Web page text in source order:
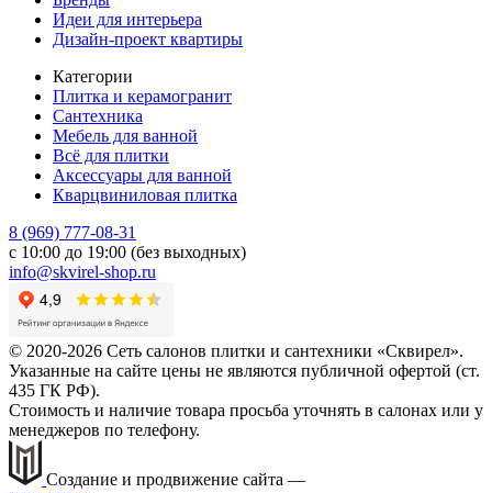
Идеи для интерьера
Дизайн-проект квартиры
Категории
Плитка и керамогранит
Сантехника
Мебель для ванной
Всё для плитки
Аксессуары для ванной
Кварцвиниловая плитка
8 (969) 777-08-31
с 10:00 до 19:00 (без выходных)
info@skvirel-shop.ru
© 2020-2026 Сеть салонов плитки и сантехники «Сквирел».
Указанные на сайте цены не являются публичной офертой (ст.
435 ГК РФ).
Стоимость и наличие товара просьба уточнять в салонах или у
менеджеров по телефону.
Создание и продвижение сайта —